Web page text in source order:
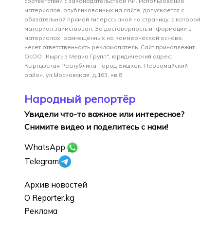
материалов, опубликованных на сайте, допускается с
обязательной прямой гиперссылкой на страницу, с которой
материал заимствован. За достоверность информации в
материалах, размещенных на коммерческой основе,
несет ответственность рекламодатель. Сайт принадлежит
ОсОО "Кыргыз Медиа Групп", юридический адрес:
Кыргызская Республика, город Бишкек, Первомайский
район, ул.Московская, д.163, кв.8.
Народный репортёр
Увидели что-то важное или интересное?
Снимите видео и поделитесь с нами!
WhatsApp
Telegram
Архив новостей
О Reporter.kg
Реклама